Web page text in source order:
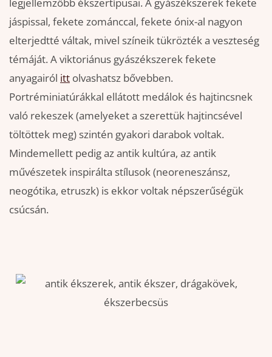
jáspissal, fekete zománccal, fekete ónix-al nagyon
elterjedtté váltak, mivel színeik tükrözték a veszteség
témáját. A viktoriánus gyászékszerek fekete
anyagairól itt olvashatsz bővebben.
Portréminiatúrákkal ellátott medálok és hajtincsnek
való rekeszek (amelyeket a szerettük hajtincsével
töltöttek meg) szintén gyakori darabok voltak.
Mindemellett pedig az antik kultúra, az antik
művészetek inspirálta stílusok (neoreneszánsz,
neogótika, etruszk) is ekkor voltak népszerűségük
csúcsán.